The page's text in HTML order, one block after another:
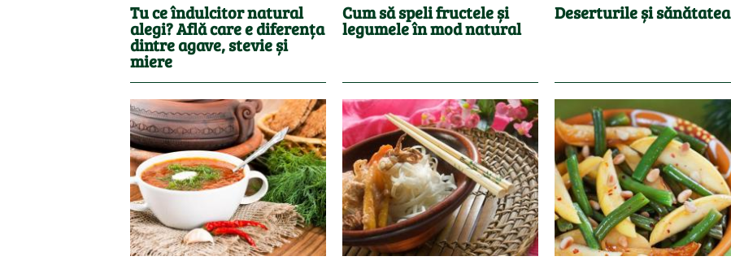
Tu ce îndulcitor natural
alegi? Află care e diferența
dintre agave, stevie și
miere
Cum să speli fructele și
legumele în mod natural
Deserturile și sănătatea